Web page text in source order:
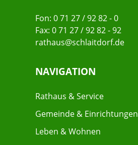
Fon: 0 71 27 / 92 82 - 0
Fax: 0 71 27 / 92 82 - 92
rathaus@schlaitdorf.de
NAVIGATION
Rathaus & Service
Gemeinde & Einrichtungen
Leben & Wohnen